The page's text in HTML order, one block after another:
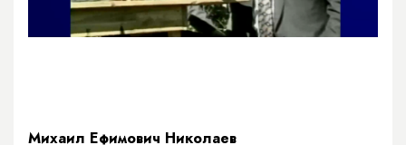
Михаил Ефимович Николаев